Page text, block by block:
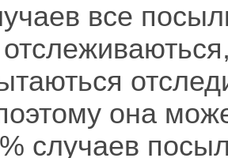
все
она
случаев